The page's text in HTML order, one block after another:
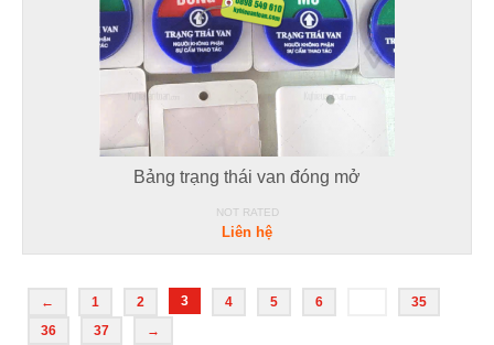
Bảng trạng thái van đóng mở
NOT RATED
Liên hệ
← 1 2 3 4 5 6
35
36
37 →